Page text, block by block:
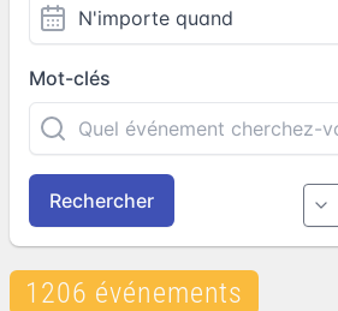
Mot-clés
Rechercher
1206 événements